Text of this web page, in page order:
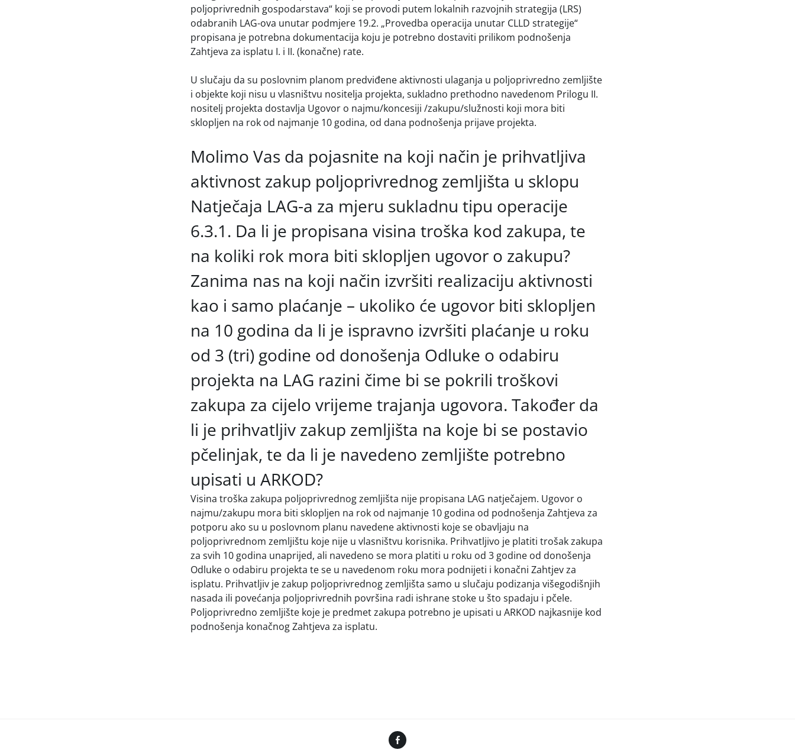
poljoprivrednih gospodarstava“ koji se provodi putem lokalnih razvojnih strategija (LRS)
odabranih LAG-ova unutar podmjere 19.2. „Provedba operacija unutar CLLD strategije“
propisana je potrebna dokumentacija koju je potrebno dostaviti prilikom podnošenja
Zahtjeva za isplatu I. i II. (konačne) rate.
U slučaju da su poslovnim planom predviđene aktivnosti ulaganja u poljoprivredno zemljište
i objekte koji nisu u vlasništvu nositelja projekta, sukladno prethodno navedenom Prilogu II.
nositelj projekta dostavlja Ugovor o najmu/koncesiji /zakupu/služnosti koji mora biti
sklopljen na rok od najmanje 10 godina, od dana podnošenja prijave projekta.
Molimo Vas da pojasnite na koji način je prihvatljiva
aktivnost zakup poljoprivrednog zemljišta u sklopu
Natječaja LAG-a za mjeru sukladnu tipu operacije
6.3.1. Da li je propisana visina troška kod zakupa, te
na koliki rok mora biti sklopljen ugovor o zakupu?
Zanima nas na koji način izvršiti realizaciju aktivnosti
kao i samo plaćanje – ukoliko će ugovor biti sklopljen
na 10 godina da li je ispravno izvršiti plaćanje u roku
od 3 (tri) godine od donošenja Odluke o odabiru
projekta na LAG razini čime bi se pokrili troškovi
zakupa za cijelo vrijeme trajanja ugovora. Također da
li je prihvatljiv zakup zemljišta na koje bi se postavio
pčelinjak, te da li je navedeno zemljište potrebno
upisati u ARKOD?
Visina troška zakupa poljoprivrednog zemljišta nije propisana LAG natječajem. Ugovor o
najmu/zakupu mora biti sklopljen na rok od najmanje 10 godina od podnošenja Zahtjeva za
potporu ako su u poslovnom planu navedene aktivnosti koje se obavljaju na
poljoprivrednom zemljištu koje nije u vlasništvu korisnika. Prihvatljivo je platiti trošak zakupa
za svih 10 godina unaprijed, ali navedeno se mora platiti u roku od 3 godine od donošenja
Odluke o odabiru projekta te se u navedenom roku mora podnijeti i konačni Zahtjev za
isplatu. Prihvatljiv je zakup poljoprivrednog zemljišta samo u slučaju podizanja višegodišnjih
nasada ili povećanja poljoprivrednih površina radi ishrane stoke u što spadaju i pčele.
Poljoprivredno zemljište koje je predmet zakupa potrebno je upisati u ARKOD najkasnije kod
podnošenja konačnog Zahtjeva za isplatu.